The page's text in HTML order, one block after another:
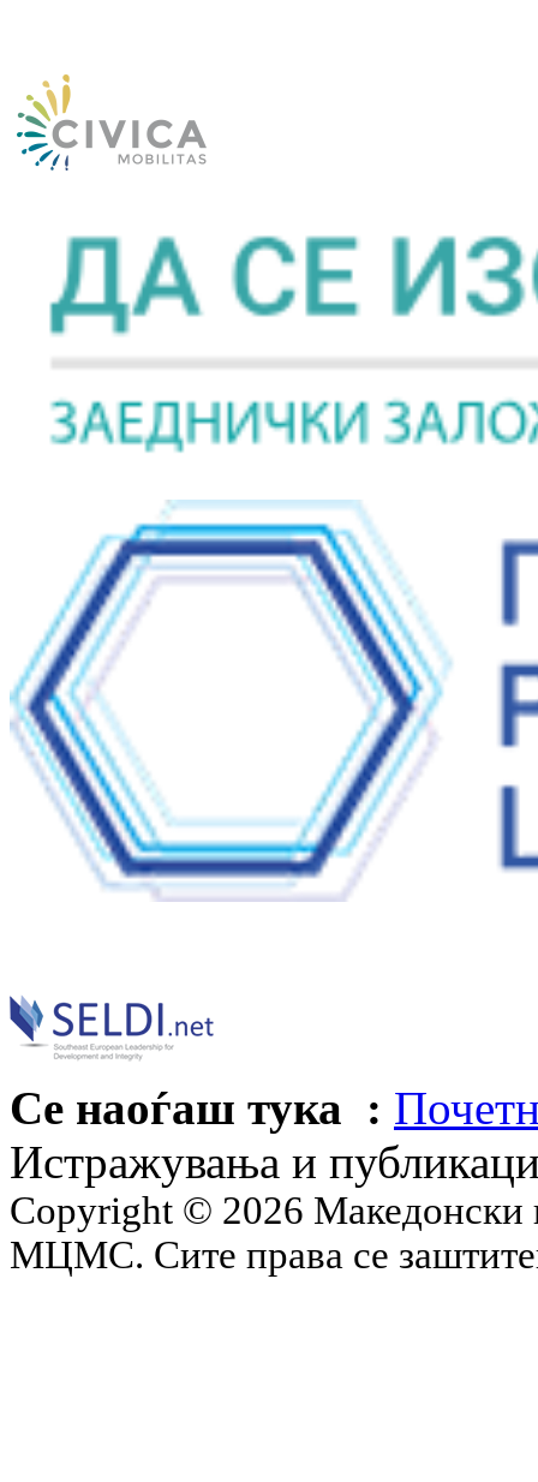
Се наоѓаш тука :
Истражувања и
Copyright © 2026 Македонски
МЦМС. Сите права се